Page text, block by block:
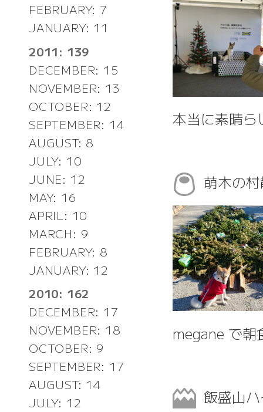
FEBRUARY: 7
JANUARY: 11
2011: 139
DECEMBER: 15
NOVEMBER: 13
OCTOBER: 12
SEPTEMBER: 14
AUGUST: 8
JULY: 10
JUNE: 12
MAY: 16
APRIL: 10
MARCH: 9
FEBRUARY: 8
JANUARY: 12
2010: 162
DECEMBER: 17
NOVEMBER: 18
OCTOBER: 9
SEPTEMBER: 17
AUGUST: 14
JULY: 12
本当に素晴ら
萌木の
megane で朝
飯盛山